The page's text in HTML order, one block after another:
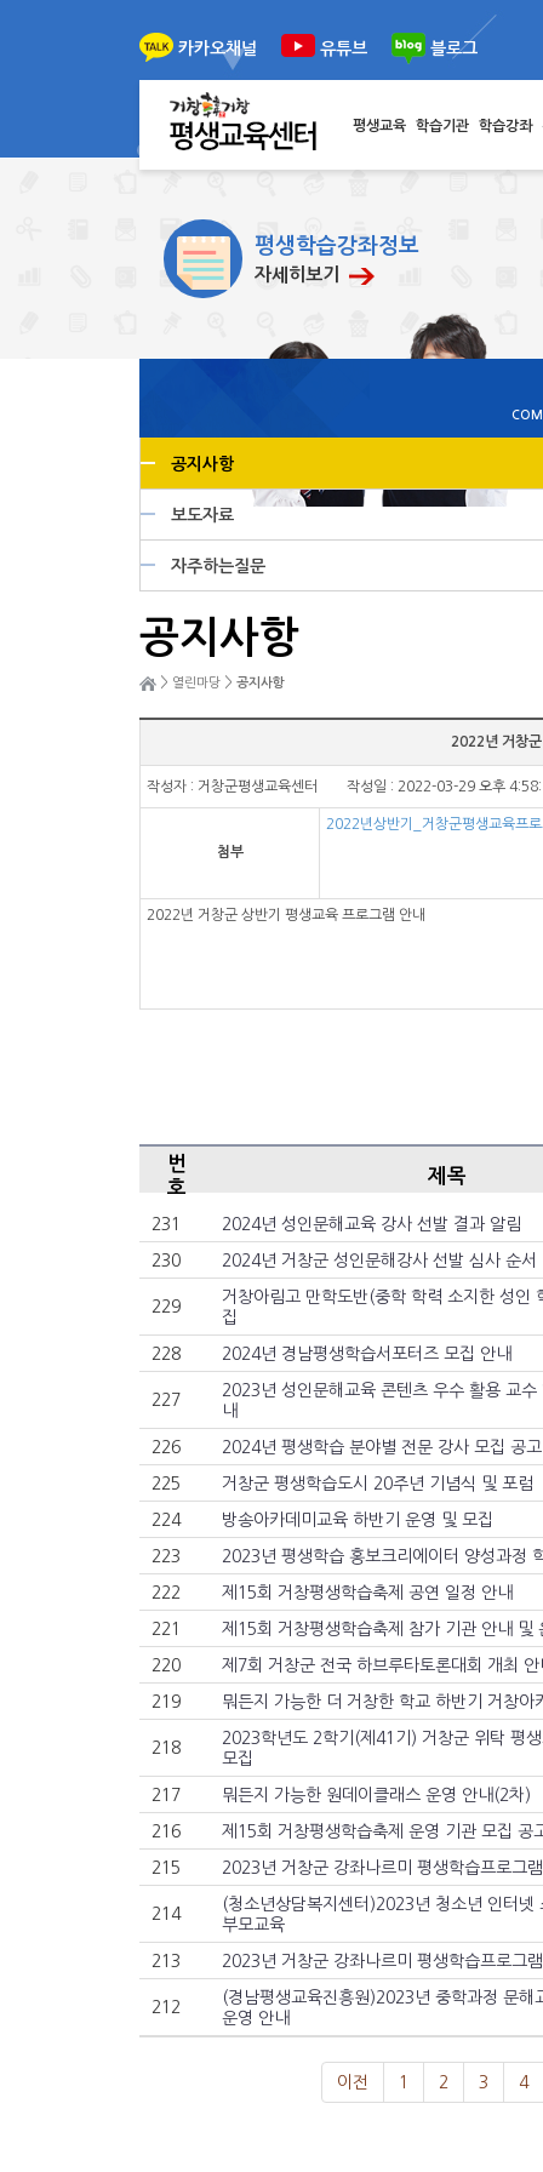
카카오채널
유튜브 블로그
평생교육 학습기관 학습강좌
평생학습강좌정보
자세히보기
공지사항
보도자료
자주하는질문
공지사항
> 열린마당 > 공지사항
2022년 거창
작성자 : 거창군평생교육센터 작성일 : 2022-03-29 오후
첨부
2022년상반기_거창군평생교육프
2022년 거창군 상반기 평생교육 프로그램 안내
번
호
제목
231 2024년 성인문해교육 강사 선발 결과 알림
230 2024년 거창군 성인문해강사 선발 심사 순서
229
거창아림고 만학도반(중학 학력 소지한 성인
집
228 2024년 경남평생학습서포터즈 모집 안내
227
2023년 성인문해교육 콘텐츠 우수 활용 교수
내
226 2024년 평생학습 분야별 전문 강사 모집 공고
225 거창군 평생학습도시 20주년 기념식 및 포럼
224 방송아카데미교육 하반기 운영 및 모집
223 2023년 평생학습 홍보크리에이터 양성과정
222 제15회 거창평생학습축제 공연 일정 안내
221 제15회 거창평생학습축제 참가 기관 안내 및
220 제7회 거창군 전국 하브루타토론대회 개최 안
219 뭐든지 가능한 더 거창한 학교 하반기 거창아
218
2023학년도 2학기(제41기) 거창군 위탁 평
모집
217 뭐든지 가능한 원데이클래스 운영 안내(2차)
216 제15회 거창평생학습축제 운영 기관 모집 공
215 2023년 거창군 강좌나르미 평생학습프로그
214
(청소년상담복지센터)2023년 청소년 인터넷
부모교육
213 2023년 거창군 강좌나르미 평생학습프로그
212
(경남평생교육진흥원)2023년 중학과정 문해
운영 안내
이전 1 2 3 4